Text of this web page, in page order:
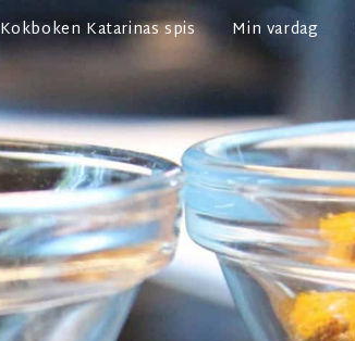
Kokboken Katarinas spis Min vardag